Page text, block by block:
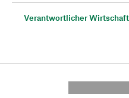
Verantwortlicher